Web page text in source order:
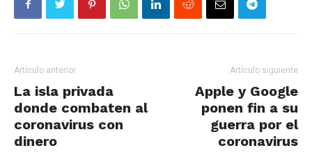
Artículo anterior
La isla privada
donde combaten al
coronavirus con
dinero
Artículo siguiente
Apple y Google
ponen fin a su
guerra por el
coronavirus